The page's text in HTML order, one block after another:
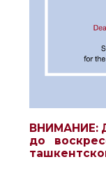
ВНИМАНИЕ:
до